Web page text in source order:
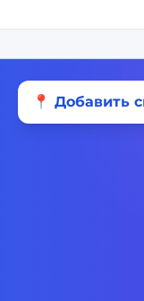
📍 Добавить